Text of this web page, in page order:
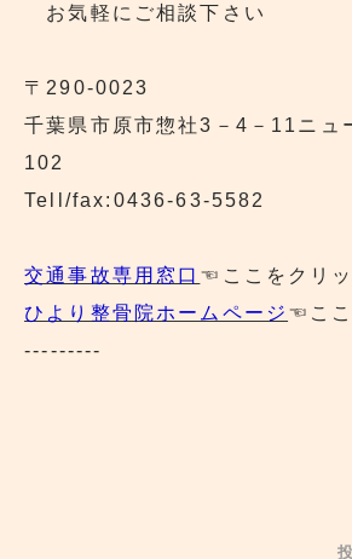
お気軽にご相談下さい
〒290‐0023
千葉県市原市惣社3－4－11ニュ
102
Tell/fax:0436-63-5582
交通事故専用窓口 ☜ここをクリッ
ひより整骨院ホームページ ☜ここ
---------